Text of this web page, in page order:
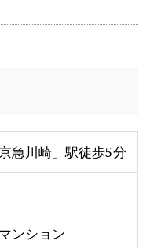
急川崎」駅徒歩5分
ンション